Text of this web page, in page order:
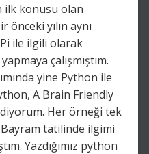
ilk konusu olan
önceki yılın aynı
ile ilgili olarak
çalışmıştım.
yine Python ile
A Brain Friendly
Her örneği tek
Bayram tatilinde ilgimi
Yazdığımız python